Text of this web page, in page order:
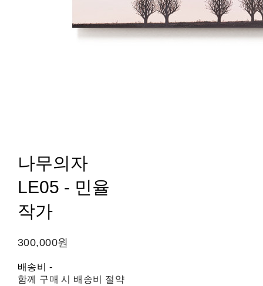
나무의자
LE05 - 민율
작가
300,000원
배송비 -
함께 구매 시 배송비 절약